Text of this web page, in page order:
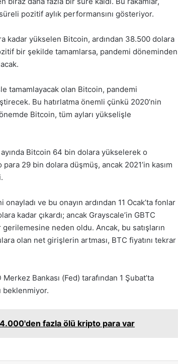
pozitif aylık performansını gösteriyor.
kadar yükselen Bitcoin, ardından 38.500 dolara
bir şekilde tamamlarsa, pandemi döneminden
tamamlayacak olan Bitcoin, pandemi
Bu hatırlatma önemli çünkü 2020’nin
Bitcoin, tüm ayları yükselişle
Bitcoin 64 bin dolara yükselerek o
29 bin dolara düşmüş, ancak 2021’in kasım
ve bu onayın ardından 11 Ocak’ta fonlar
kadar çıkardı; ancak Grayscale’in GBTC
neden oldu. Ancak, bu satışların
olan net girişlerin artması, BTC fiyatını tekrar
Bankası (Fed) tarafından 1 Şubat’ta
beklenmiyor.
fazla ölü kripto para var